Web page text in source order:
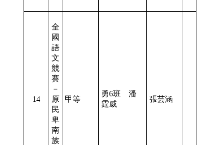
14
全
國
語
文
競
賽
－
原
民
卑
南
族
甲等
勇6班 潘
霆威
張芸涵